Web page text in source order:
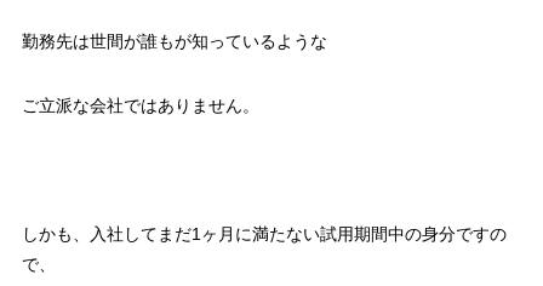
勤務先は世間が誰もが知っているような
ご立派な会社ではありません。
しかも、入社してまだ1ヶ月に満たない試用期間中の身分ですの
で、